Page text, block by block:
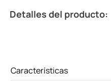
Detalles del producto:
Características